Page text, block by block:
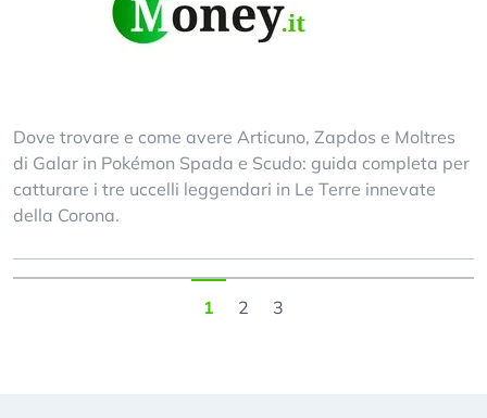
Dove trovare e come avere Articuno, Zapdos e Moltres
di Galar in Pokémon Spada e Scudo: guida completa per
catturare i tre uccelli leggendari in Le Terre innevate
della Corona.
1 2 3